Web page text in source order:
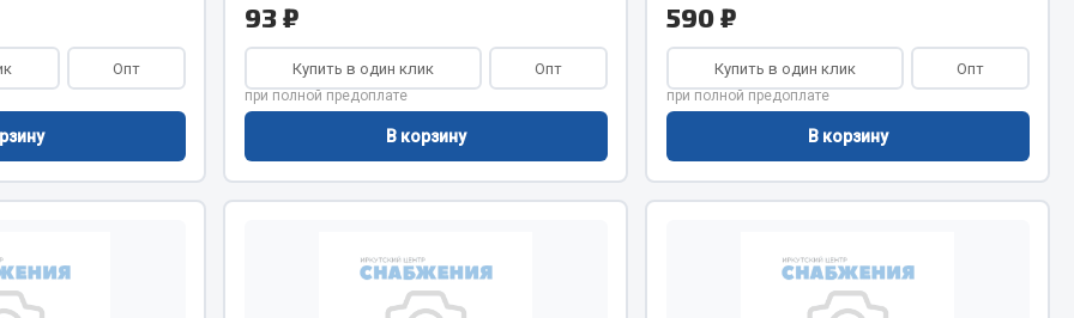
Весь раздел Весь раздел
FAW Фильтры
Mann-filter
Автоторг
Всё для сварки
Маски, краги сварщика
Опт
93 ₽
Купить в один клик Опт
при полной предоплате
В корзину
590 ₽
Купить в один клик Опт
при полной предоплате
В корзину